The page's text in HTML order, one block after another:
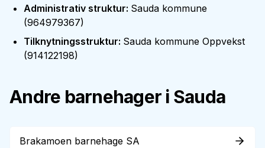
Administrativ struktur: Sauda kommune
(964979367)
Tilknytningsstruktur: Sauda kommune Oppvekst
(914122198)
Andre barnehager i Sauda
Brakamoen barnehage SA